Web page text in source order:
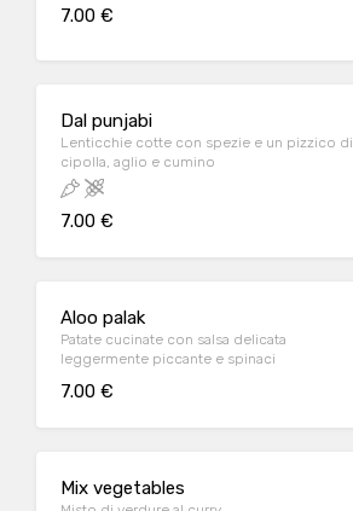
7.00 €
Dal punjabi
Lenticchie cotte con spezie e un pizzico di
cipolla, aglio e cumino
7.00 €
Aloo palak
Patate cucinate con salsa delicata
leggermente piccante e spinaci
7.00 €
Mix vegetables